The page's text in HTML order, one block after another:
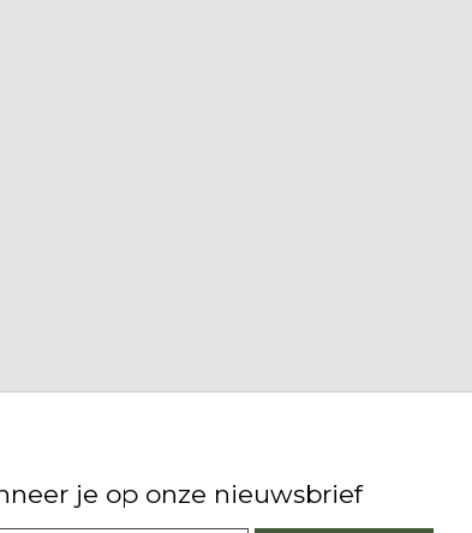
je op onze nieuwsbrief